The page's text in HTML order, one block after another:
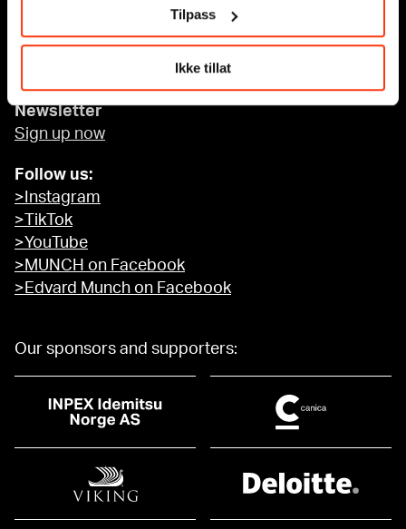
Tilpass
Ikke tillat
Privacy policy and cookies
Newsletter
Sign up now
Follow us:
>Instagram
>TikTok
>YouTube
>MUNCH on Facebook
>Edvard Munch on Facebook
Our sponsors and supporters: